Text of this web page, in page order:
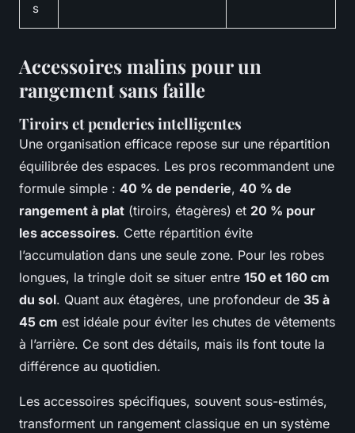
s
Accessoires malins pour un
rangement sans faille
Tiroirs et penderies intelligentes
Une organisation efficace repose sur une répartition
équilibrée des espaces. Les pros recommandent une
formule simple : 40 % de penderie, 40 % de
rangement à plat (tiroirs, étagères) et 20 % pour
les accessoires. Cette répartition évite
l’accumulation dans une seule zone. Pour les robes
longues, la tringle doit se situer entre 150 et 160 cm
du sol. Quant aux étagères, une profondeur de 35 à
45 cm est idéale pour éviter les chutes de vêtements
à l’arrière. Ce sont des détails, mais ils font toute la
différence au quotidien.
Les accessoires spécifiques, souvent sous-estimés,
transforment un rangement classique en un système